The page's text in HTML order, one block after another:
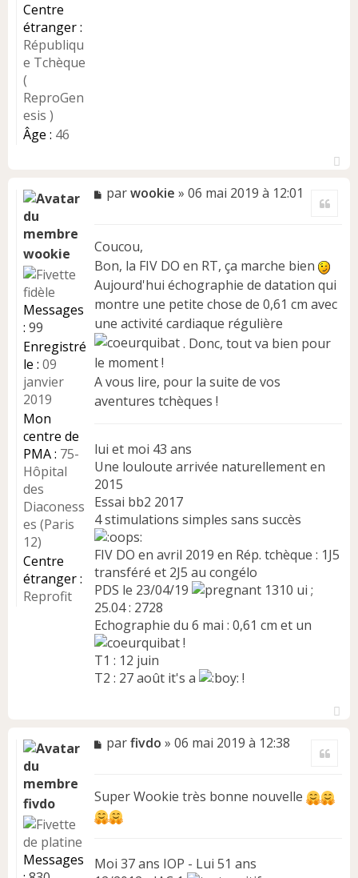
Centre
étranger :
Républiqu
e Tchèque
(
ReproGen
esis )
Âge : 46
wookie
Messages
: 99
Enregistré
le : 09
janvier
2019
Mon
centre de
PMA : 75-
Hôpital
des
Diaconess
es (Paris
12)
Centre
étranger :
Reprofit
M
a
g
e
n
o
n
l
u
parwookie » 06 mai 2019 à 12:01
Coucou,
Bon, la FIV DO en RT, ça marche bien
Aujourd'hui échographie de datation qui
montre une petite chose de 0,61 cm avec
une activité cardiaque régulière
. Donc, tout va bien pour
le moment !
A vous lire, pour la suite de vos
aventures tchèques !
lui et moi 43 ans
Une louloute arrivée naturellement en
2015
Essai bb2 2017
4 stimulations simples sans succès
FIV DO en avril 2019 en Rép. tchèque : 1J5
transféré et 2J5 au congélo
PDS le 23/04/19
1310 ui ;
25.04 : 2728
Echographie du 6 mai : 0,61 cm et un
!
T1 : 12 juin
T2 : 27 août it's a
!
fivdo
Messages
M
a
g
o
parfivdo » 06 mai 2019 à 12:38
Super Wookie très bonne nouvelle
Moi 37 ans IOP - Lui 51 ans